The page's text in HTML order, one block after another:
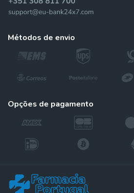
métodos de envio
opções de pagamento